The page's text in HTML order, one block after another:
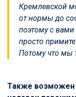
Кремлевской
от нормы до
поэтому с вами
просто
Потому что мы
Также возможен